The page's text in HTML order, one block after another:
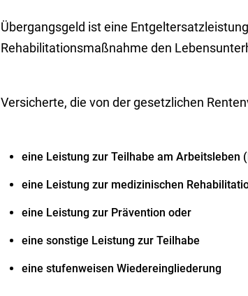
Übergangsgeld ist eine
Rehabilitationsmaßnahme den
Versicherte, die von der gesetzlichen
eine Leistung zur Teilhabe am Arbeitsleben
eine Leistung zur medizinischen
eine Leistung zur Prävention oder
eine sonstige Leistung zur Teilhabe
eine stufenweisen Wiedereingliederung